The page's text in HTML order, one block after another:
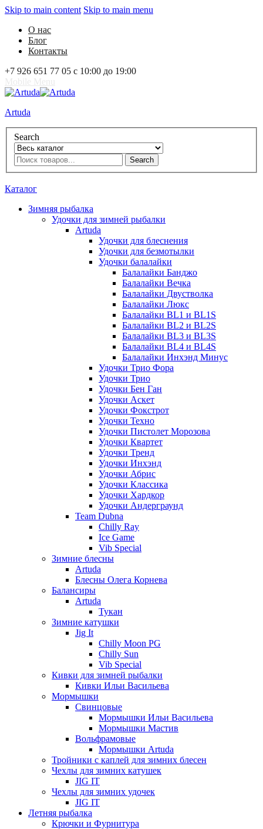
Skip to main content Skip to main menu
О нас
Блог
Контакты
+7 926 651 77 05 с 10:00 до 19:00
Artuda
Search
Search
Каталог
Зимняя рыбалка
Удочки для зимней рыбалки
Artuda
Удочки для блеснения
Удочки для безмотылки
Удочки балалайки
Балалайки Банджо
Балалайки Вечка
Балалайки Двустволка
Балалайки Люкс
Балалайки BL1 и BL1S
Балалайки BL2 и BL2S
Балалайки BL3 и BL3S
Балалайки BL4 и BL4S
Балалайки Инхэнд Минус
Удочки Трио Фора
Удочки Трио
Удочки Бен Ган
Удочки Аскет
Удочки Фокстрот
Удочки Техно
Удочки Пистолет Морозова
Удочки Квартет
Удочки Тренд
Удочки Инхэнд
Удочки Абрис
Удочки Классика
Удочки Хардкор
Удочки Андерграунд
Team Dubna
Chilly Ray
Ice Game
Vib Special
Зимние блесны
Artuda
Блесны Олега Корнева
Балансиры
Artuda
Тукан
Зимние катушки
Jig It
Chilly Moon PG
Chilly Sun
Vib Special
Кивки для зимней рыбалки
Кивки Ильи Васильева
Мормышки
Свинцовые
Мормышки Ильи Васильева
Мормышки Мастив
Вольфрамовые
Мормышки Artuda
Тройники с каплей для зимних блесен
Чехлы для зимних катушек
JIG IT
Чехлы для зимних удочек
JIG IT
Летняя рыбалка
Крючки и Фурнитура